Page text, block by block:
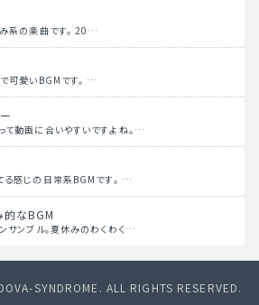
み系の楽曲です。 20…
で可愛いBGMです。 …
て動画に合いやすいですよね。…
る感じの日常系BGMです。 …
なBGM
サンブル。夏休みのわくわく…
SYNDROME. ALL RIGHTS RESERVED.